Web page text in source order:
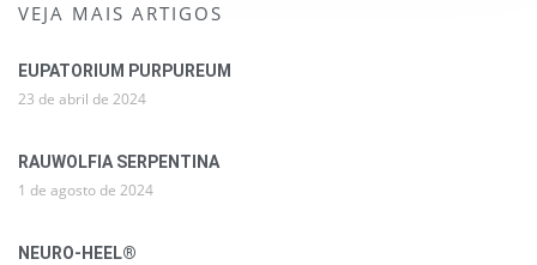
VEJA MAIS ARTIGOS
EUPATORIUM PURPUREUM
23 de abril de 2024
RAUWOLFIA SERPENTINA
1 de agosto de 2024
NEURO-HEEL®